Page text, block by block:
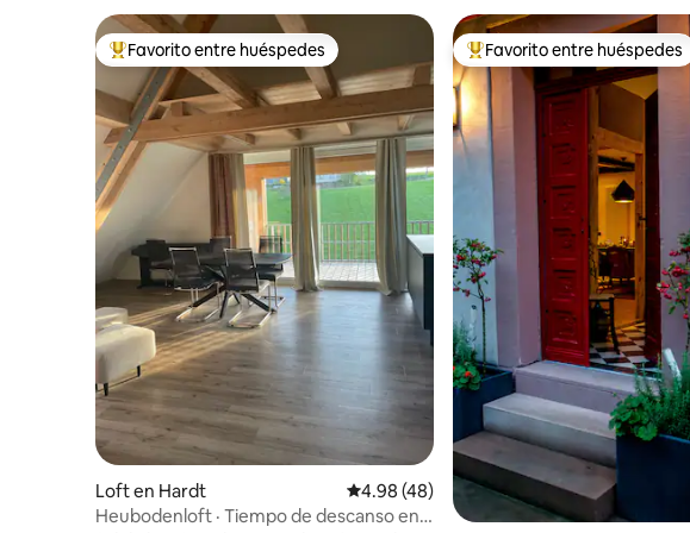
De los mejores en Favorito entre huéspedes
Favorito entre huéspedes
Loft en Hardt Calificación promedio: 4.98 de 5; 48
4.98 (48)
Heubodenloft · Tiempo de descanso en
De los mejores en Favorito
Favorito entre huéspedes